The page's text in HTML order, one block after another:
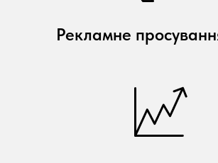
Рекламне